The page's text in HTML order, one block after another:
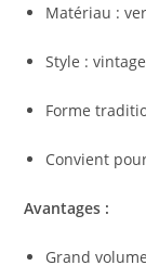
Matériau :
Style :
Forme
Convient
Avantages :
Grand